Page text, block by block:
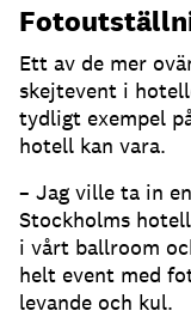
Ett av de mer
skejtevent i
tydligt exempel
hotell kan vara.
– Jag ville ta in
Stockholms
i vårt ballroom
helt event med
levande och kul.